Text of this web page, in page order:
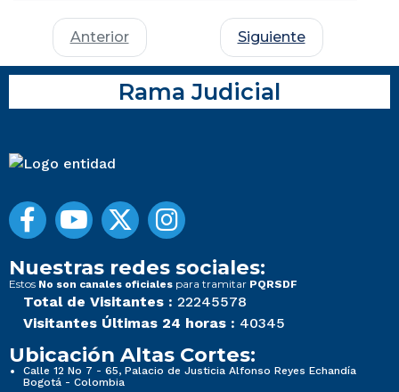
Anterior Siguiente
Rama Judicial
Nuestras redes sociales:
Estos No son canales oficiales para tramitar PQRSDF
Total de Visitantes : 22245578
Visitantes Últimas 24 horas : 40345
Ubicación Altas Cortes:
Calle 12 No 7 - 65, Palacio de Justicia Alfonso Reyes Echandía
Bogotá - Colombia